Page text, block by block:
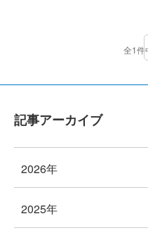
全1件
記事アーカイブ
2026年
2025年